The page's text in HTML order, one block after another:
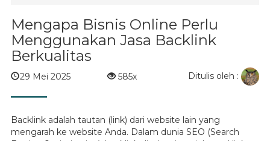
Mengapa Bisnis Online Perlu
Menggunakan Jasa Backlink
Berkualitas
29 Mei 2025 585x Ditulis oleh :
Backlink adalah tautan (link) dari website lain yang
mengarah ke website Anda. Dalam dunia SEO (Search